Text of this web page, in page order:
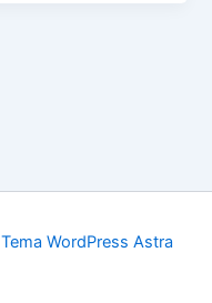
Tema WordPress Astra